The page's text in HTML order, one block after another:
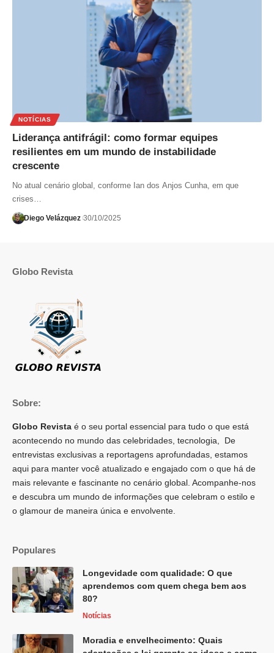
NOTÍCIAS
Liderança antifrágil: como formar equipes
resilientes em um mundo de instabilidade
crescente
No atual cenário global, conforme Ian dos Anjos Cunha, em que
crises…
Diego Velázquez 30/10/2025
Globo Revista
Sobre:
Globo Revista é o seu portal essencial para tudo o que está
acontecendo no mundo das celebridades, tecnologia, De
entrevistas exclusivas a reportagens aprofundadas, estamos
aqui para manter você atualizado e engajado com o que há de
mais relevante e fascinante no cenário global. Acompanhe-nos
e descubra um mundo de informações que celebram o estilo e
o glamour de maneira única e envolvente.
Populares
Longevidade com qualidade: O que
aprendemos com quem chega bem aos
80?
Notícias
Moradia e envelhecimento: Quais